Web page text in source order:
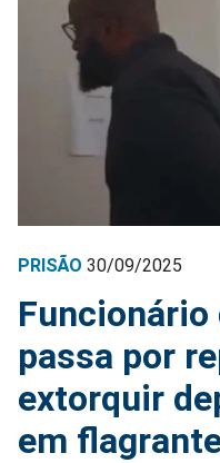
PRISÃO 30/09/2025
Funcionário
passa por
extorquir
em